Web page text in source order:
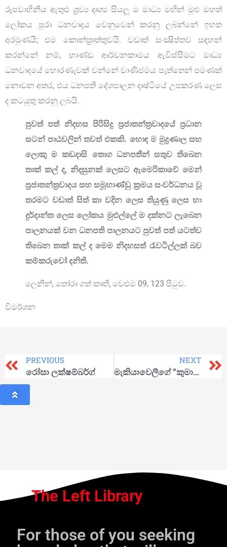
රූපවාහිනිය ඇතුළු ශ‍්‍රව්‍ය දෘශ්‍ය සියලූ ම මාධ්‍ය මඟින් මුළු මහත්
ලෝකය පුරා ධනවාදය වෙනුවෙන් කරනු ලබන්නේ ඉහත
අරමුණයි; එම කොන්ත්‍රාත්තුවයි. වඩාත් සංක්‍ෂිප්තව සඳහන්
කරන්නේ නම්, භාණ්ඩ ආර්චනකාමය ඇවිස්සීමට මාධ්‍ය
ධනවාදයේ හොරණෑවක් වන්නේ වාණිජමය පැත්තෙන් පමණක්
නොවන අතර, එය ධනපති දේශපාලන දෘෂ්ටියේ උපකරණ ලෙස
ද කටයුතු කරනු ලබයි.
පුවත් පත් නිදහස පිරිසිදු ප්‍රජාතන්ත්‍රවාදයේ ප්‍රධාන
සටන් පාඨවලින් තවත් එකකි. හොඳ ම මුද්‍රණාල සහ
ලොකු ම කඩදාසි තොග ධනපතීන් සතුව තිබෙන
තාක් කල් ද, නිදසුනක් ලෙසට ඇමෙරිකාවේ මෙන්
ප්‍රජාතන්ත්‍රවාදය සහ සමූහාණ්ඩු ක‍්‍රමය සංවර්ධනය වූ
තරමට වඩාත් සිත් කා වදින ලෙස තියුණු ලෙස හා
දුර්දාන්ත ලෙස ලෝකය මුළුල්ලේ ම දක්නට ලැබෙන
පාලනයක් වන ධනපති පාලනයට පුවත් පත් යටත්ව
තිබෙන තාක් කල් ද මෙම නිදහසත් රැවටිල්ලක් බව
කම්කරුවෝ දනිති.
ලෙනින්, තෝරා ගත් කෘති, වෙළුම 09, 123 පිටුව.
විමර්ශන
PREVIOUS
රෝසා ලක්ෂම්බර්ග්
NEXT
මැකියාවෙලීගේ “කුමාරයා”
The Left Library
For those of you seeking